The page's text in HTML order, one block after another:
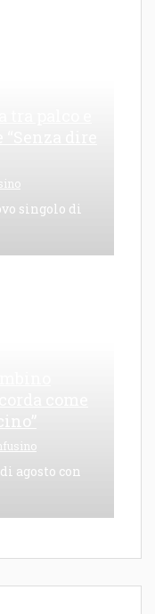
singolo di
agosto con